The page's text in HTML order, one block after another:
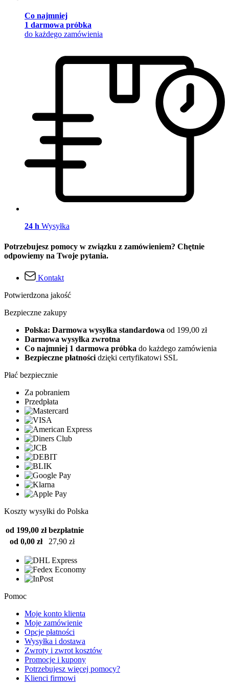
Co najmniej
1 darmowa próbka
do każdego zamówienia
24 h Wysyłka
Potrzebujesz pomocy w związku z zamówieniem? Chętnie
odpowiemy na Twoje pytania.
Kontakt
Potwierdzona jakość
Bezpieczne zakupy
Polska: Darmowa wysyłka standardowa od 199,00 zł
Darmowa wysyłka zwrotna
Co najmniej 1 darmowa próbka do każdego zamówienia
Bezpieczne płatności dzięki certyfikatowi SSL
Płać bezpiecznie
Za pobraniem
Przedpłata
Koszty wysyłki do Polska
od 199,00 zł bezpłatnie
od 0,00 zł
27,90 zł
Pomoc
Moje konto klienta
Moje zamówienie
Opcje płatności
Wysyłka i dostawa
Zwroty i zwrot kosztów
Promocje i kupony
Potrzebujesz więcej pomocy?
Klienci firmowi